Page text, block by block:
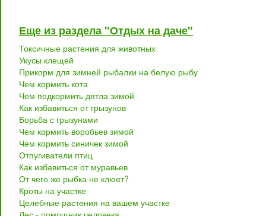
Еще из раздела "Отдых на даче"
Токсичные растения для животных
Укусы клещей
Прикорм для зимней рыбалки на белую рыбу
Чем кормить кота
Чем подкормить дятла зимой
Как избавиться от грызунов
Борьба с грызунами
Чем кормить воробьев зимой
Чем кормить синичек зимой
Отпугиватели птиц
Как избавиться от муравьев
От чего же рыбка не клюет?
Кроты на участке
Целебные растения на вашем участке